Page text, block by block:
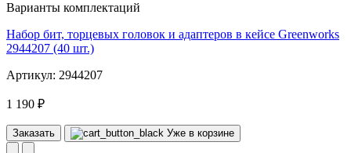
Варианты комплектаций
Набор бит, торцевых головок и адаптеров в кейсе Greenworks
2944207 (40 шт.)
Артикул: 2944207
1 190 ₽
Заказать Уже в корзине